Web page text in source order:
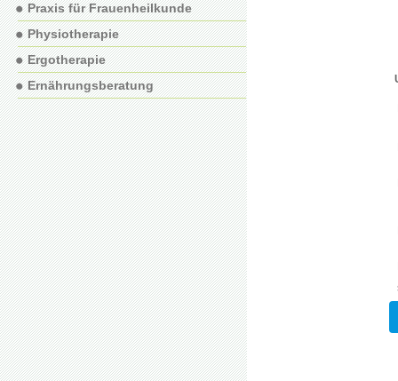
Praxis für Frauenheilkunde
Physiotherapie
Ergotherapie
Ernährungsberatung